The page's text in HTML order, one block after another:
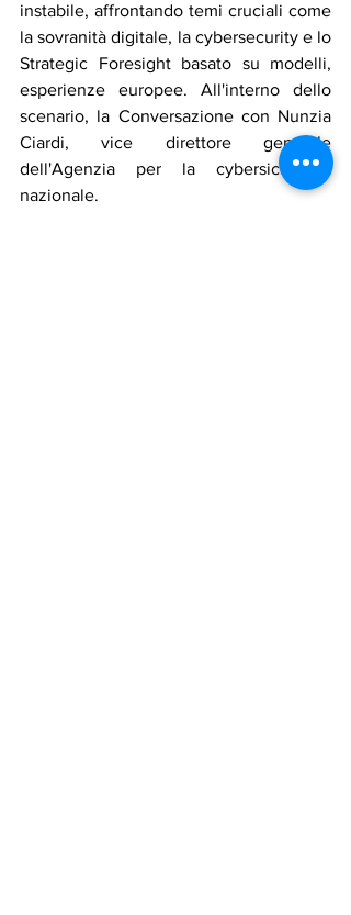
instabile, affrontando temi cruciali come
la sovranità digitale, la cybersecurity e lo
Strategic Foresight basato su modelli,
esperienze europee. All'interno dello
scenario, la Conversazione con Nunzia
Ciardi, vice direttore generale
dell'Agenzia per la cybersicurezza
nazionale.